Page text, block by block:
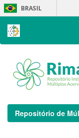
Skip
navigation
BRASIL
Repositório de